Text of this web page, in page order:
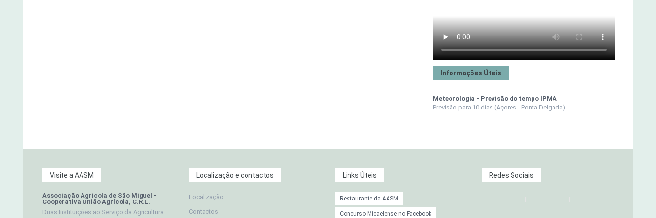
Informações Úteis
Meteorologia - Previsão do tempo IPMA
Previsão para 10 dias (Açores - Ponta Delgada)
Visite a AASM
Associação Agrícola de São Miguel -
Cooperativa União Agrícola, C.R.L.
Duas Instituições ao Serviço da Agricultura
Localização e contactos
Localização
Contactos
Links Úteis
Restaurante da AASM
Concurso Micaelense no Facebook
Redes Sociais